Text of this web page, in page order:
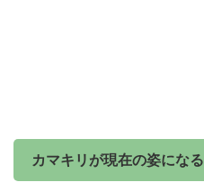
カマキリが現在の姿にな